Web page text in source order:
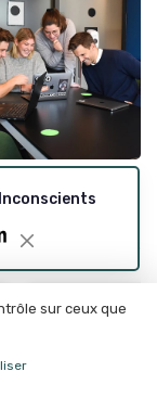
du leadership :
sur ceux que